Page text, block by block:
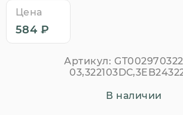
Цена
584 ₽
Артикул:
В наличии